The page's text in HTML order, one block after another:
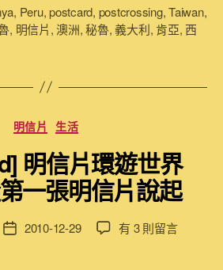
界
(3/4)，
一
端〉
中
, Peru,postcard, postcrossing,Taiwan,
, 明信片,澳洲,秘魯,義大利, 肯亞, 西
分
類
明信片 生活
明信片環遊世界
一張明信片說起
文 2010-12-29
在
有 3 則留言